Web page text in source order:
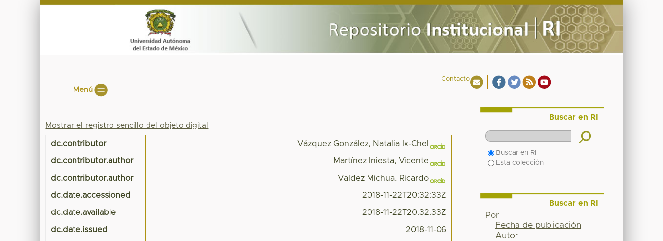
Contacto
Menú
Mostrar el registro sencillo del objeto digital
dc.contributor Vázquez González, Natalia Ix-Chel
dc.contributor.author Martínez Iniesta, Vicente
dc.contributor.author Valdez Michua, Ricardo
dc.date.accessioned 2018-11-22T20:32:33Z
dc.date.available 2018-11-22T20:32:33Z
dc.date.issued 2018-11-06
Buscar en RI
Buscar en RI
Esta colección
Buscar en RI
Por
Fecha de publicación
Autor